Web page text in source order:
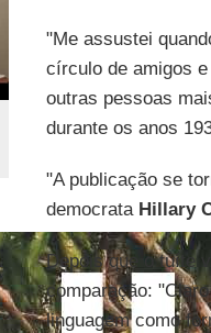
"Me assustei
círculo de amigos
outras pessoas
durante os anos
"A publicação se
democrata Hillary
Depois que o tuíte
comparação:
linguagem como